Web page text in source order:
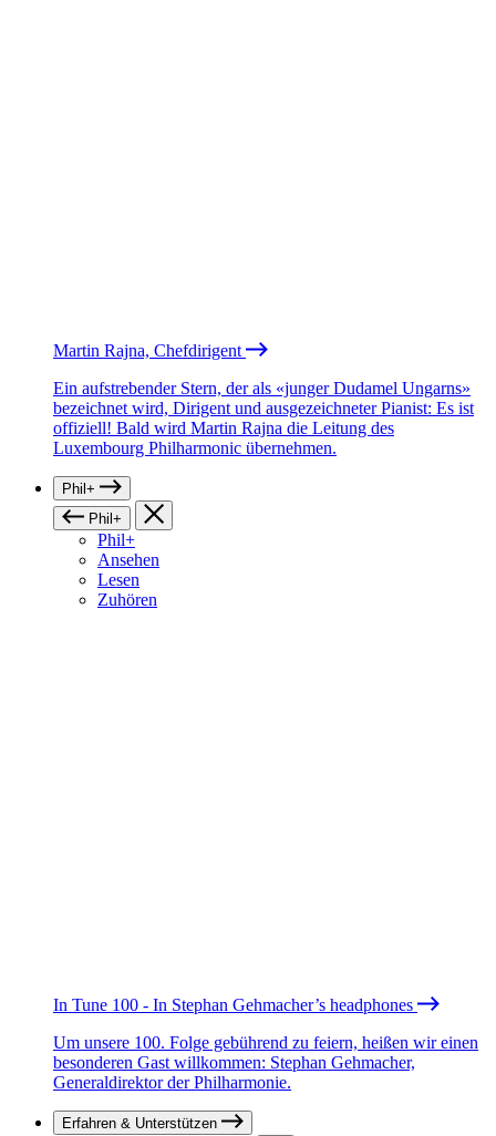
Martin Rajna, Chefdirigent
Ein aufstrebender Stern, der als «junger Dudamel Ungarns»
bezeichnet wird, Dirigent und ausgezeichneter Pianist: Es ist
offiziell! Bald wird Martin Rajna die Leitung des
Luxembourg Philharmonic übernehmen.
Phil+
Phil+
Phil+
Ansehen
Lesen
Zuhören
In Tune 100 - In Stephan Gehmacher’s headphones
Um unsere 100. Folge gebührend zu feiern, heißen wir einen
besonderen Gast willkommen: Stephan Gehmacher,
Generaldirektor der Philharmonie.
Erfahren & Unterstützen